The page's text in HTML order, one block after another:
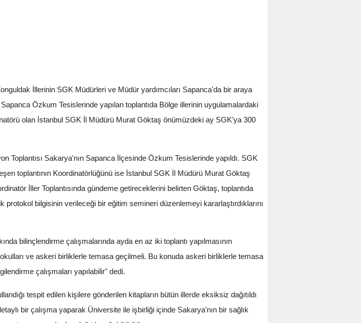
İllerinin SGK Müdürleri ve Müdür yardımcıları Sapanca'da bir araya
Özkum Tesislerinde yapılan toplantıda Bölge illerinin uygulamalardaki
olan İstanbul SGK İl Müdürü Murat Göktaş önümüzdeki ay SGK'ya 300
Toplantısı Sakarya'nın Sapanca İlçesinde Özkum Tesislerinde yapıldı. SGK
toplantının Koordinatörlüğünü ise İstanbul SGK İl Müdürü Murat Göktaş
İller Toplantısında gündeme getireceklerini belirten Göktaş, toplantıda
bilgisinin verileceği bir eğitim semineri düzenlemeyi kararlaştırdıklarını
bilinçlendirme çalışmalarında ayda en az iki toplantı yapılmasının
ve askeri birliklerle temasa geçilmeli. Bu konuda askeri birliklerle temasa
çalışmaları yapılabilir" dedi.
tespit edilen kişilere gönderilen kitapların bütün illerde eksiksiz dağıtıldı
bir çalışma yaparak Üniversite ile işbirliği içinde Sakarya'nın bir sağlık